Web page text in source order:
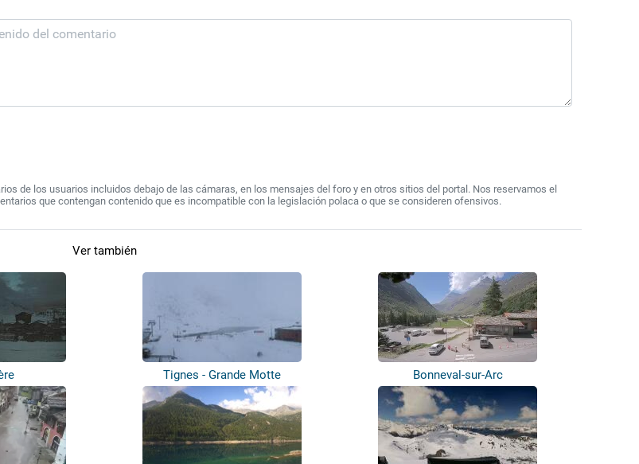
de los usuarios incluidos debajo de las cámaras, en los mensajes del foro y en otros sitios del portal. Nos reservamos el
que contengan contenido que es incompatible con la legislación polaca o que se consideren ofensivos.
Ver también
Tignes - Grande Motte Bonneval-sur-Arc